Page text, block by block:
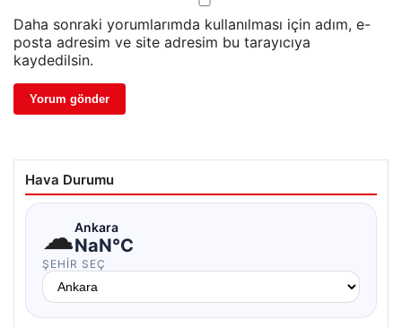
Daha sonraki yorumlarımda kullanılması için adım, e-
posta adresim ve site adresim bu tarayıcıya
kaydedilsin.
Hava Durumu
☁Ankara
NaN°C
ŞEHIR SEÇ